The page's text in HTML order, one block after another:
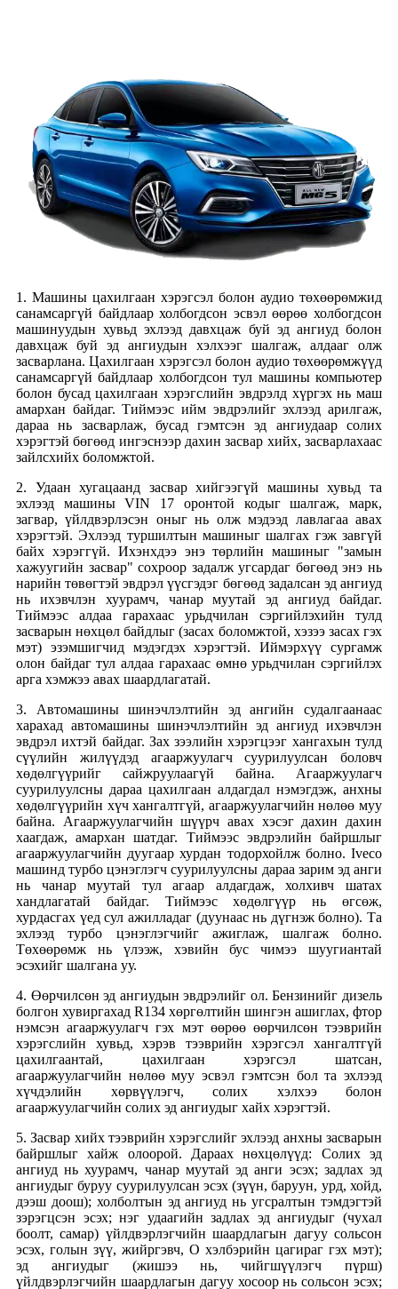
1. Машины цахилгаан хэрэгсэл болон аудио төхөөрөмжид
санамсаргүй байдлаар холбогдсон эсвэл өөрөө холбогдсон
машинуудын хувьд эхлээд давхцаж буй эд ангиуд болон
давхцаж буй эд ангиудын хэлхээг шалгаж, алдааг олж
засварлана. Цахилгаан хэрэгсэл болон аудио төхөөрөмжүүд
санамсаргүй байдлаар холбогдсон тул машины компьютер
болон бусад цахилгаан хэрэгслийн эвдрэлд хүргэх нь маш
амархан байдаг. Тиймээс ийм эвдрэлийг эхлээд арилгаж,
дараа нь засварлаж, бусад гэмтсэн эд ангиудаар солих
хэрэгтэй бөгөөд ингэснээр дахин засвар хийх, засварлахаас
зайлсхийх боломжтой.
2. Удаан хугацаанд засвар хийгээгүй машины хувьд та
эхлээд машины VIN 17 оронтой кодыг шалгаж, марк,
загвар, үйлдвэрлэсэн оныг нь олж мэдээд лавлагаа авах
хэрэгтэй. Эхлээд туршилтын машиныг шалгах гэж завгүй
байх хэрэггүй. Ихэнхдээ энэ төрлийн машиныг "замын
хажуугийн засвар" сохроор задалж угсардаг бөгөөд энэ нь
нарийн төвөгтэй эвдрэл үүсгэдэг бөгөөд задалсан эд ангиуд
нь ихэвчлэн хуурамч, чанар муутай эд ангиуд байдаг.
Тиймээс алдаа гарахаас урьдчилан сэргийлэхийн тулд
засварын нөхцөл байдлыг (засах боломжтой, хэзээ засах гэх
мэт) эзэмшигчид мэдэгдэх хэрэгтэй. Иймэрхүү сургамж
олон байдаг тул алдаа гарахаас өмнө урьдчилан сэргийлэх
арга хэмжээ авах шаардлагатай.
3. Автомашины шинэчлэлтийн эд ангийн судалгаанаас
харахад автомашины шинэчлэлтийн эд ангиуд ихэвчлэн
эвдрэл ихтэй байдаг. Зах зээлийн хэрэгцээг хангахын тулд
сүүлийн жилүүдэд агааржуулагч суурилуулсан боловч
хөдөлгүүрийг сайжруулаагүй байна. Агааржуулагч
суурилуулсны дараа цахилгаан алдагдал нэмэгдэж, анхны
хөдөлгүүрийн хүч хангалтгүй, агааржуулагчийн нөлөө муу
байна. Агааржуулагчийн шүүрч авах хэсэг дахин дахин
хаагдаж, амархан шатдаг. Тиймээс эвдрэлийн байршлыг
агааржуулагчийн дуугаар хурдан тодорхойлж болно. Iveco
машинд турбо цэнэглэгч суурилуулсны дараа зарим эд анги
нь чанар муутай тул агаар алдагдаж, холхивч шатах
хандлагатай байдаг. Тиймээс хөдөлгүүр нь өгсөж,
хурдасгах үед сул ажилладаг (дуунаас нь дүгнэж болно). Та
эхлээд турбо цэнэглэгчийг ажиглаж, шалгаж болно.
Төхөөрөмж нь үлээж, хэвийн бус чимээ шуугиантай
эсэхийг шалгана уу.
4. Өөрчилсөн эд ангиудын эвдрэлийг ол. Бензинийг дизель
болгон хувиргахад R134 хөргөлтийн шингэн ашиглах, фтор
нэмсэн агааржуулагч гэх мэт өөрөө өөрчилсөн тээврийн
хэрэгслийн хувьд, хэрэв тээврийн хэрэгсэл хангалтгүй
цахилгаантай, цахилгаан хэрэгсэл шатсан,
агааржуулагчийн нөлөө муу эсвэл гэмтсэн бол та эхлээд
хүчдэлийн хөрвүүлэгч, солих хэлхээ болон
агааржуулагчийн солих эд ангиудыг хайх хэрэгтэй.
5. Засвар хийх тээврийн хэрэгслийг эхлээд анхны засварын
байршлыг хайж олоорой. Дараах нөхцөлүүд: Солих эд
ангиуд нь хуурамч, чанар муутай эд анги эсэх; задлах эд
ангиудыг буруу суурилуулсан эсэх (зүүн, баруун, урд, хойд,
дээш доош); холболтын эд ангиуд нь угсралтын тэмдэгтэй
зэрэгцсэн эсэх; нэг удаагийн задлах эд ангиудыг (чухал
боолт, самар) үйлдвэрлэгчийн шаардлагын дагуу сольсон
эсэх, голын зүү, жийргэвч, О хэлбэрийн цагираг гэх мэт);
эд ангиудыг (жишээ нь, чийгшүүлэгч пүрш)
үйлдвэрлэгчийн шаардлагын дагуу хосоор нь сольсон эсэх;